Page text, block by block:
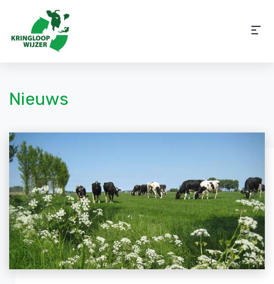
Nieuws